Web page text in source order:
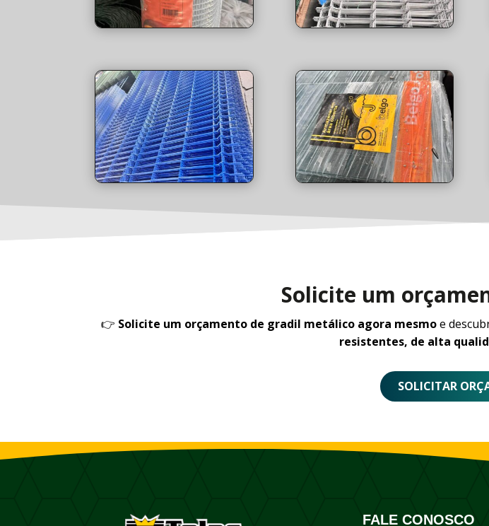
Solicite um
👉 Solicite um orçamento de gradil metálico agora mesmoe
resistentes, de alta
SOLICITAR
FALE CONOSCO